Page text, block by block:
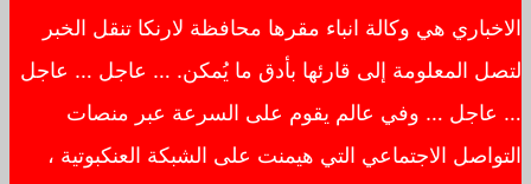
الاخباري هي وكالة انباء مقرها محافظة لارنكا تنقل الخبر
لتصل المعلومة إلى قارئها بأدق ما يُمكن. … عاجل … عاجل
… عاجل … وفي عالم يقوم على السرعة عبر منصات
التواصل الاجتماعي التي هيمنت على الشبكة العنكبوتية ،